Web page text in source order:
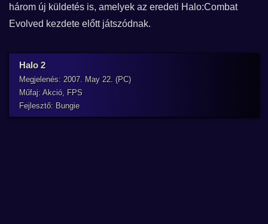
három új küldetés is, amelyek az eredeti Halo:Combat
Evolved kezdete előtt játszódnak.
Halo 2
Megjelenés: 2007. May 22. (PC)
Műfaj: Akció, FPS
Fejlesztő: Bungie